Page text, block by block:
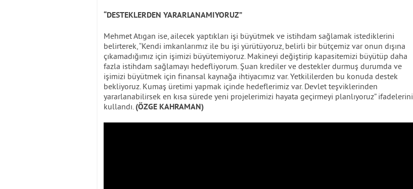
“DESTEKLERDEN YARARLANAMIYORUZ”
Mehmet Atıgan ise, ailecek yaptıkları işi büyütmek ve istihdam sağlamak istediklerini
belirterek, “Kendi imkanlarımız ile bu işi yürütüyoruz, belirli bir bütçemiz var onun dışına
çıkamadığımız için işimizi büyütemiyoruz. Makineyi değiştirip kapasitemizi büyütüp daha
fazla istihdam sağlamayı hedefliyorum. Şuan krediler ve destekler durmuş durumda ve
işimizi büyütmek için finansal kaynağa ihtiyacımız var. Yetkililerden bu konuda destek
bekliyoruz. Kumaş üretimi yapmak içinde hedeflerimiz var. Devlet teşviklerinden
yararlanabilirsek en kısa sürede yeni projelerimizi hayata geçirmeyi planlıyoruz” ifadelerini
kullandı. (ÖZGE KAHRAMAN)